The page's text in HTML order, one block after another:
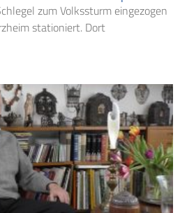
zum Volkssturm eingezogen
stationiert. Dort